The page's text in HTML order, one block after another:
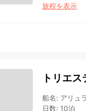
旅程を表示
トリエ
船名: アリュ
日数: 10泊